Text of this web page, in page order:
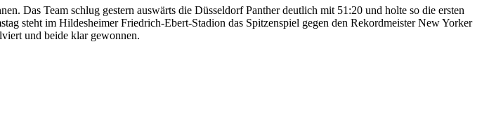
Das Team schlug gestern auswärts die Düsseldorf Panther deutlich mit 51:20 und holte so die ersten
steht im Hildesheimer Friedrich-Ebert-Stadion das Spitzenspiel gegen den Rekordmeister New Yorker
und beide klar gewonnen.